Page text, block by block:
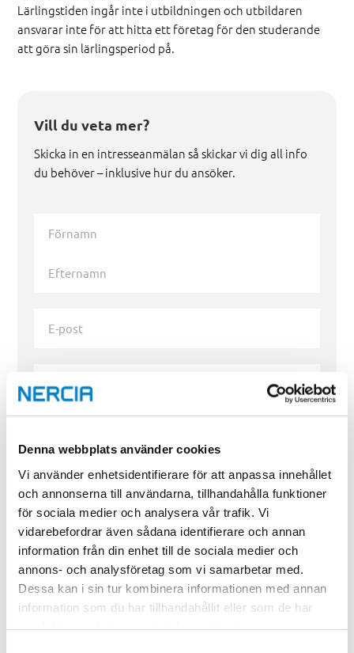
Denna webbplats använder cookies
Vi använder enhetsidentifierare för att anpassa innehållet
och annonserna till användarna, tillhandahålla funktioner
för sociala medier och analysera vår trafik. Vi
vidarebefordrar även sådana identifierare och annan
information från din enhet till de sociala medier och
annons- och analysföretag som vi samarbetar med.
Dessa kan i sin tur kombinera informationen med annan
information som du har tillhandahållit eller som de har
Lärlingstiden ingår inte i utbildningen och utbildaren
ansvarar inte för att hitta ett företag för den studerande
att göra sin lärlingsperiod på.
Vill du veta mer?
Skicka in en intresseanmälan så skickar vi dig all info
du behöver – inklusive hur du ansöker.
post *
Skicka